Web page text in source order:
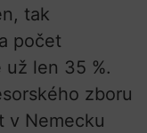
tak
počet
len 35 %.
zboru
v Nemecku